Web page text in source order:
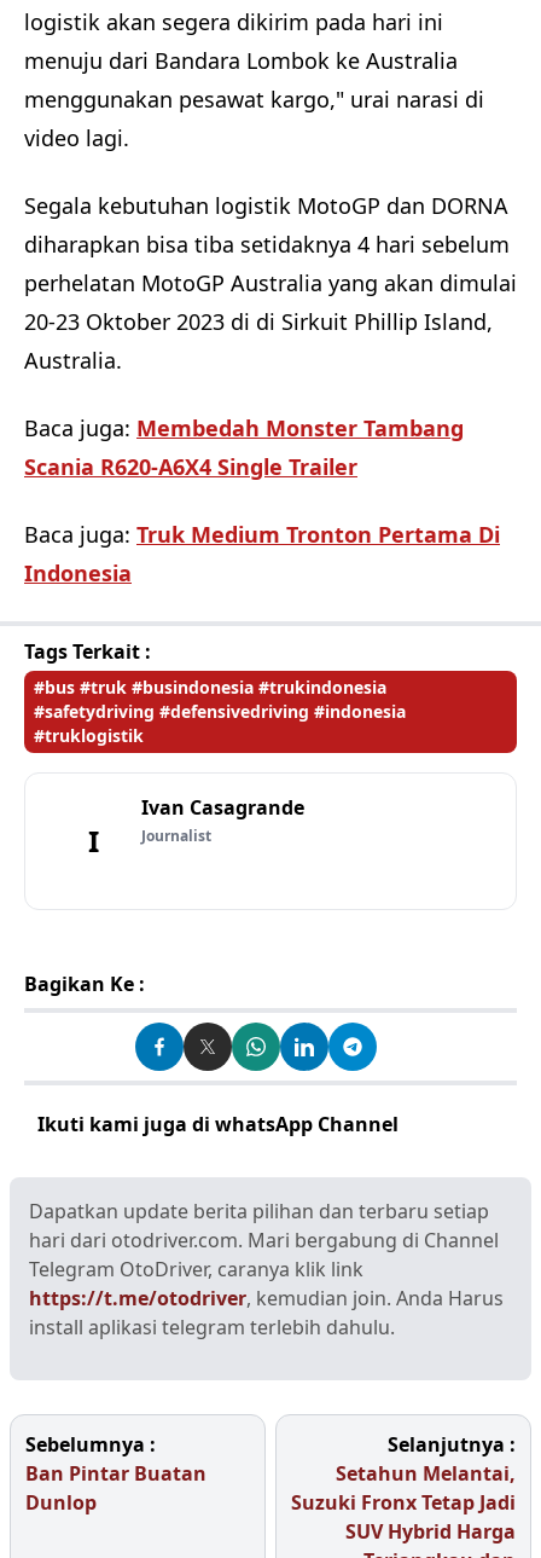
logistik akan segera dikirim pada hari ini
menuju dari Bandara Lombok ke Australia
menggunakan pesawat kargo," urai narasi di
video lagi.
Segala kebutuhan logistik MotoGP dan DORNA
diharapkan bisa tiba setidaknya 4 hari sebelum
perhelatan MotoGP Australia yang akan dimulai
20-23 Oktober 2023 di di Sirkuit Phillip Island,
Australia.
Baca juga: Membedah Monster Tambang
Scania R620-A6X4 Single Trailer
Baca juga: Truk Medium Tronton Pertama Di
Indonesia
Tags Terkait :
#bus #truk #busindonesia #trukindonesia
#safetydriving #defensivedriving #indonesia
#truklogistik
I
Ivan Casagrande
Journalist
Bagikan Ke :
Ikuti kami juga di whatsApp Channel
Dapatkan update berita pilihan dan terbaru setiap
hari dari otodriver.com. Mari bergabung di Channel
Telegram OtoDriver, caranya klik link
https://t.me/otodriver, kemudian join. Anda Harus
install aplikasi telegram terlebih dahulu.
Sebelumnya :
Ban Pintar Buatan
Dunlop
Selanjutnya :
Setahun Melantai,
Suzuki Fronx Tetap Jadi
SUV Hybrid Harga